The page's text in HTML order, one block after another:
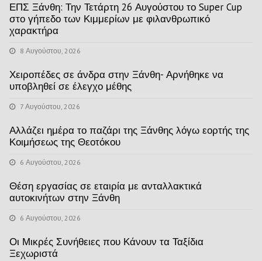
ΕΠΣ Ξάνθη: Την Τετάρτη 26 Αυγούστου το Super Cup
στο γήπεδο των Κιμμερίων με φιλανθρωπικό
χαρακτήρα
8 Αυγούστου, 2026
Χειροπέδες σε άνδρα στην Ξάνθη- Αρνήθηκε να
υποβληθεί σε έλεγχο μέθης
7 Αυγούστου, 2026
Αλλάζει ημέρα το παζάρι της Ξάνθης λόγω εορτής της
Κοιμήσεως της Θεοτόκου
6 Αυγούστου, 2026
Θέση εργασίας σε εταιρία με ανταλλακτικά
αυτοκινήτων στην Ξάνθη
6 Αυγούστου, 2026
Οι Μικρές Συνήθειες που Κάνουν τα Ταξίδια
Ξεχωριστά